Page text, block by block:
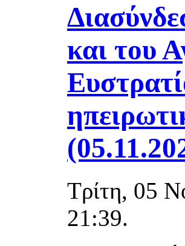
και του
Τρίτη, 05
21:39.